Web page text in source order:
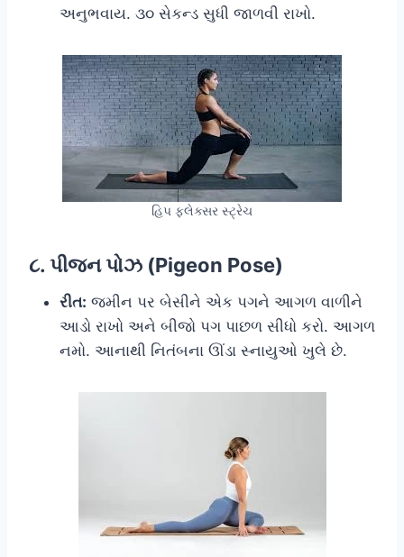
અનુભવાય. ૩૦ સેકન્ડ સુધી જાળવી રાખો.
હિપ ફ્લેક્સર સ્ટ્રેચ
૮. પીજન પોઝ (Pigeon Pose)
રીત: જમીન પર બેસીને એક પગને આગળ વાળીને
આડો રાખો અને બીજો પગ પાછળ સીધો કરો. આગળ
નમો. આનાથી નિતંબના ઊંડા સ્નાયુઓ ખુલે છે.